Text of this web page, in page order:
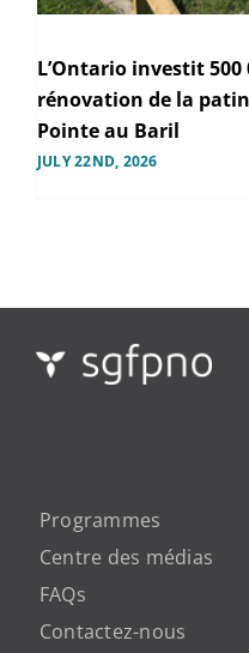
L’Ontario investit
rénovation de la
Pointe au Baril
JULY 22ND, 2026
Programmes
Centre des médias
FAQs
Contactez-nous